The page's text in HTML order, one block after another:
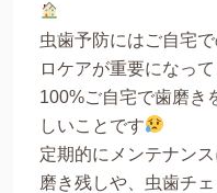
虫歯予防にはご自宅
ロケアが重要になっ
100%ご自宅で歯磨き
しいことです
定期的にメンテナン
磨き残しや、虫歯チ